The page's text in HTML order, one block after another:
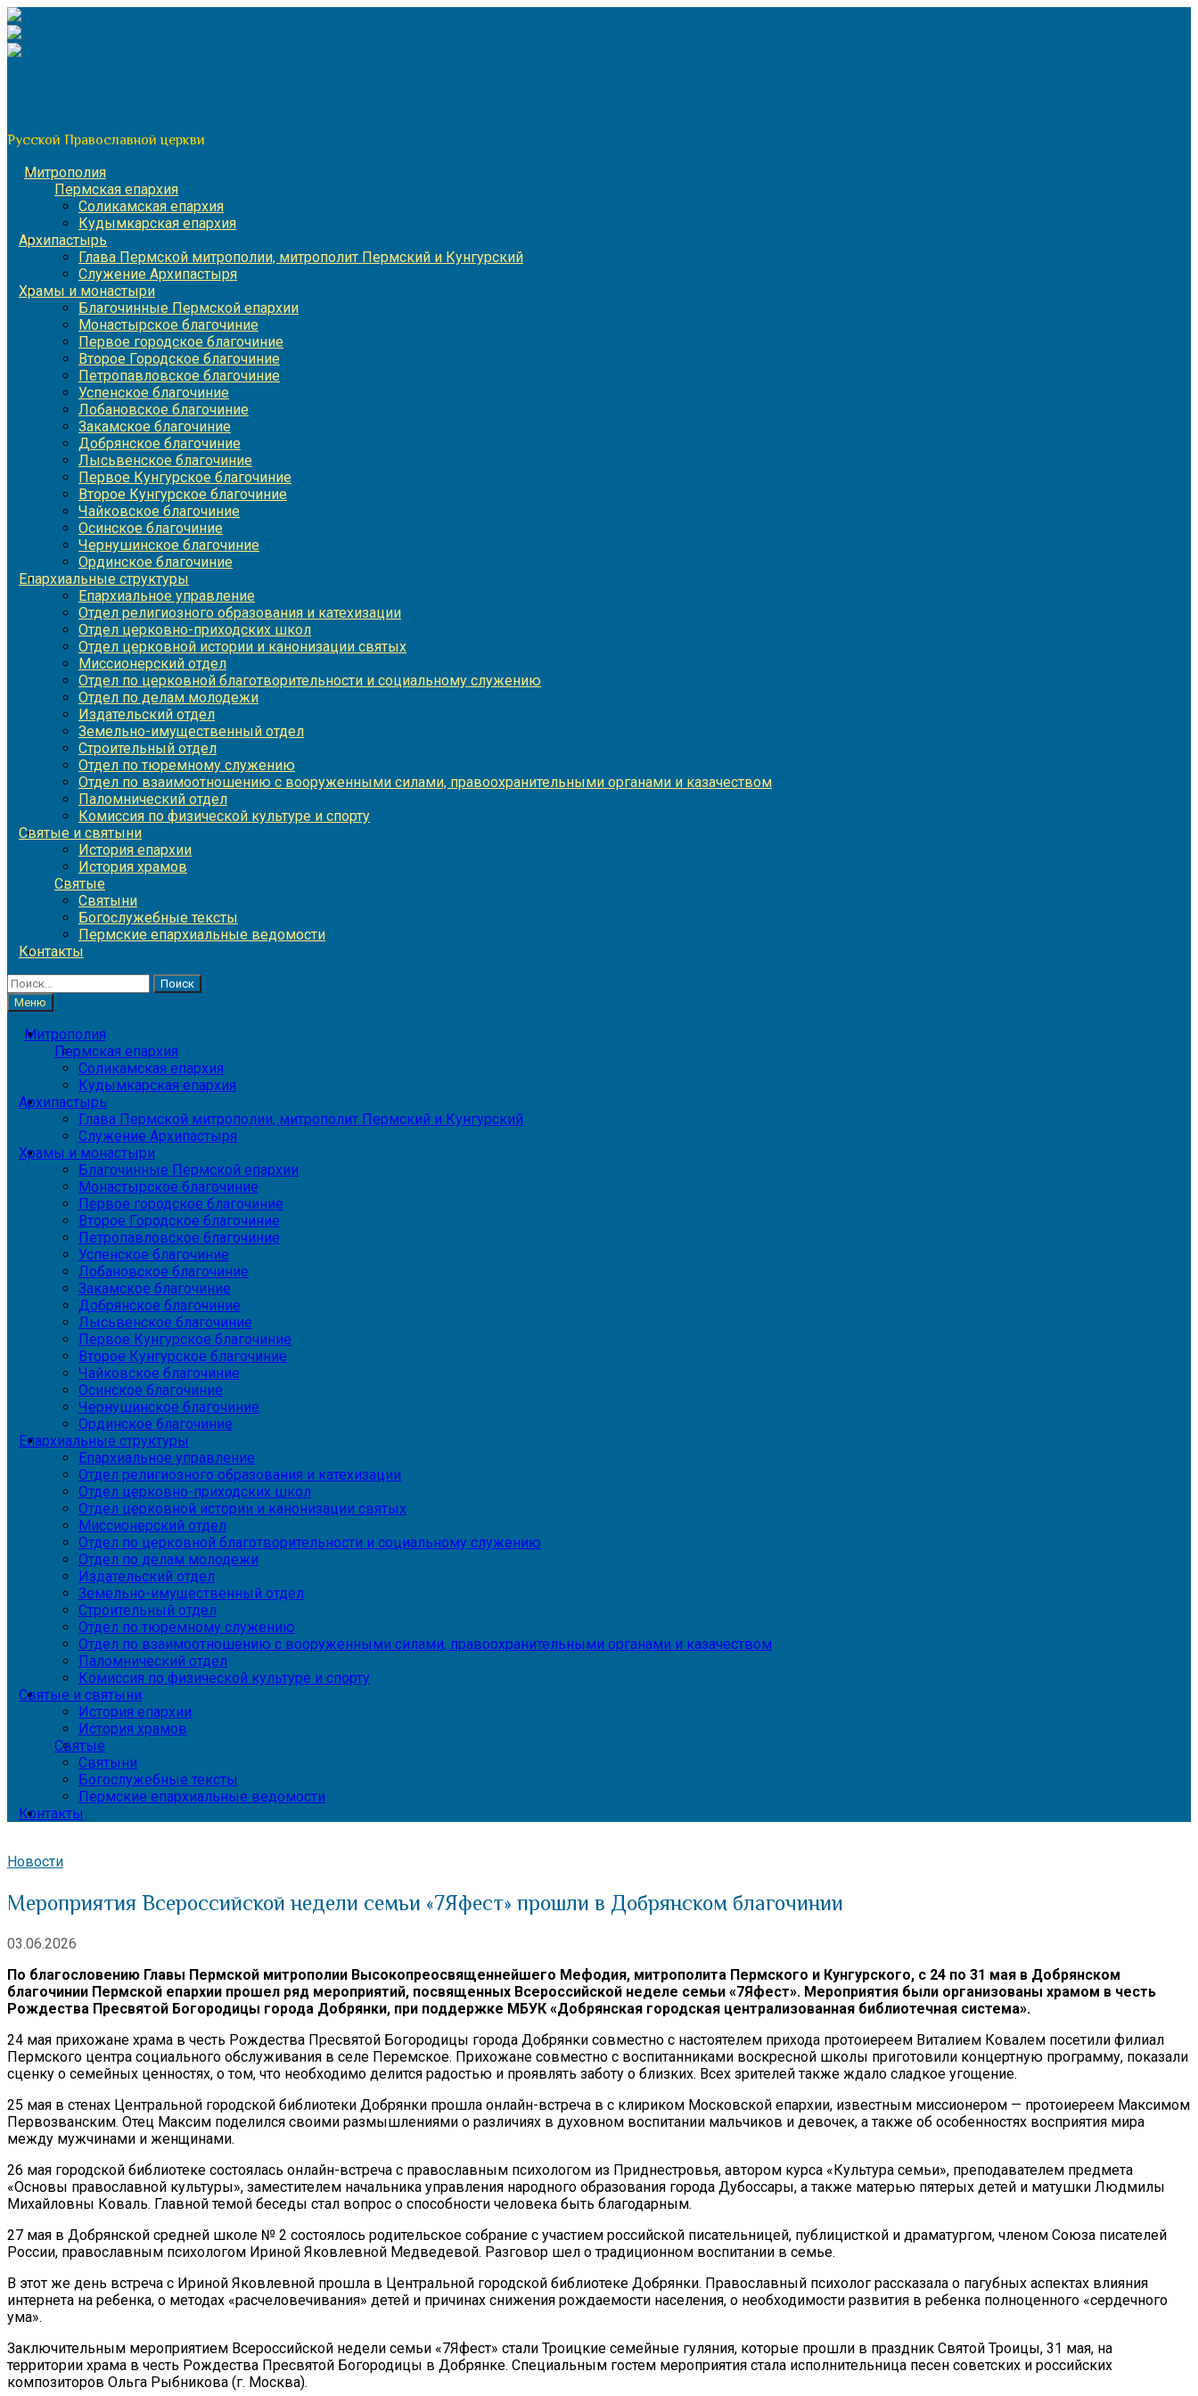
Перейти
к
содержимому
Русской Православной церкви
Митрополия
Пермская епархия
Соликамская епархия
Кудымкарская епархия
Архипастырь
Глава Пермской митрополии, митрополит Пермский и Кунгурский
Служение Архипастыря
Храмы и монастыри
Благочинные Пермской епархии
Монастырское благочиние
Первое городское благочиние
Второе Городское благочиние
Петропавловское благочиние
Успенское благочиние
Лобановское благочиние
Закамское благочиние
Добрянское благочиние
Лысьвенское благочиние
Первое Кунгурское благочиние
Второе Кунгурское благочиние
Чайковское благочиние
Осинское благочиние
Чернушинское благочиние
Ординское благочиние
Епархиальные структуры
Епархиальное управление
Отдел религиозного образования и катехизации
Отдел церковно-приходских школ
Отдел церковной истории и канонизации святых
Миссионерский отдел
Отдел по церковной благотворительности и социальному служению
Отдел по делам молодежи
Издательский отдел
Земельно-имущественный отдел
Строительный отдел
Отдел по тюремному служению
Отдел по взаимоотношению с вооруженными силами, правоохранительными органами и казачеством
Паломнический отдел
Комиссия по физической культуре и спорту
Святые и святыни
История епархии
История храмов
Святые
Святыни
Богослужебные тексты
Пермские епархиальные ведомости
Контакты
Найти:
Меню
Митрополия
Пермская епархия
Соликамская епархия
Кудымкарская епархия
Архипастырь
Глава Пермской митрополии, митрополит Пермский и Кунгурский
Служение Архипастыря
Храмы и монастыри
Благочинные Пермской епархии
Монастырское благочиние
Первое городское благочиние
Второе Городское благочиние
Петропавловское благочиние
Успенское благочиние
Лобановское благочиние
Закамское благочиние
Добрянское благочиние
Лысьвенское благочиние
Первое Кунгурское благочиние
Второе Кунгурское благочиние
Чайковское благочиние
Осинское благочиние
Чернушинское благочиние
Ординское благочиние
Епархиальные структуры
Епархиальное управление
Отдел религиозного образования и катехизации
Отдел церковно-приходских школ
Отдел церковной истории и канонизации святых
Миссионерский отдел
Отдел по церковной благотворительности и социальному служению
Отдел по делам молодежи
Издательский отдел
Земельно-имущественный отдел
Строительный отдел
Отдел по тюремному служению
Отдел по взаимоотношению с вооруженными силами, правоохранительными органами и казачеством
Паломнический отдел
Комиссия по физической культуре и спорту
Святые и святыни
История епархии
История храмов
Святые
Святыни
Богослужебные тексты
Пермские епархиальные ведомости
Контакты
Новости
Мероприятия Всероссийской недели семьи «7Яфест» прошли в Добрянском благочинии
03.06.2026
По благословению Главы Пермской митрополии Высокопреосвященнейшего Мефодия, митрополита Пермского и Кунгурского, с 24 по 31 мая в Добрянском
благочинии Пермской епархии прошел ряд мероприятий, посвященных Всероссийской неделе семьи «7Яфест». Мероприятия были организованы храмом в честь
Рождества Пресвятой Богородицы города Добрянки, при поддержке МБУК «Добрянская городская централизованная библиотечная система».
24 мая прихожане храма в честь Рождества Пресвятой Богородицы города Добрянки совместно с настоятелем прихода протоиереем Виталием Ковалем посетили филиал
Пермского центра социального обслуживания в селе Перемское. Прихожане совместно с воспитанниками воскресной школы приготовили концертную программу, показали
сценку о семейных ценностях, о том, что необходимо делится радостью и проявлять заботу о близких. Всех зрителей также ждало сладкое угощение.
25 мая в стенах Центральной городской библиотеки Добрянки прошла онлайн-встреча в с клириком Московской епархии, известным миссионером — протоиереем Максимом
Первозванским. Отец Максим поделился своими размышлениями о различиях в духовном воспитании мальчиков и девочек, а также об особенностях восприятия мира
между мужчинами и женщинами.
26 мая городской библиотеке состоялась онлайн-встреча с православным психологом из Приднестровья, автором курса «Культура семьи», преподавателем предмета
«Основы православной культуры», заместителем начальника управления народного образования города Дубоссары, а также матерью пятерых детей и матушки Людмилы
Михайловны Коваль. Главной темой беседы стал вопрос о способности человека быть благодарным.
27 мая в Добрянской средней школе № 2 состоялось родительское собрание с участием российской писательницей, публицисткой и драматургом, членом Союза писателей
России, православным психологом Ириной Яковлевной Медведевой. Разговор шел о традиционном воспитании в семье.
В этот же день встреча с Ириной Яковлевной прошла в Центральной городской библиотеке Добрянки. Православный психолог рассказала о пагубных аспектах влияния
интернета на ребенка, о методах «расчеловечивания» детей и причинах снижения рождаемости населения, о необходимости развития в ребенка полноценного «сердечного
ума».
Заключительным мероприятием Всероссийской недели семьи «7Яфест» стали Троицкие семейные гуляния, которые прошли в праздник Святой Троицы, 31 мая, на
территории храма в честь Рождества Пресвятой Богородицы в Добрянке. Специальным гостем мероприятия стала исполнительница песен советских и российских
композиторов Ольга Рыбникова (г. Москва).